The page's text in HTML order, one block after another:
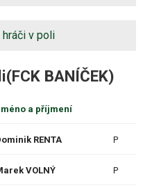
hráči v poli
BANÍČEK)
a příjmení
RENTA P
VOLNÝ P